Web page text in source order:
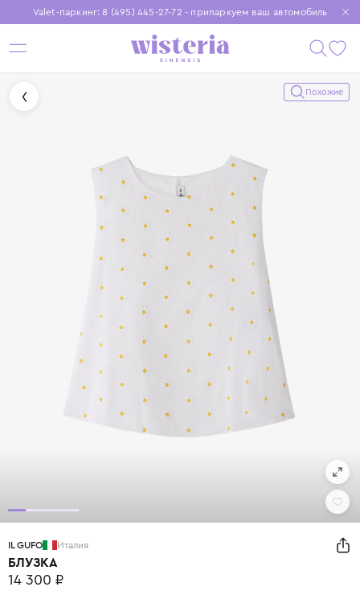
Valet-паркинг: 8 (495) 445-27-72 - припаркуем ваш автомобиль
Бесплатная доставка при заказе от 15 000 ₽
Установите приложение, чтобы покупки были еще удобнее
Похожие
IL GUFO Италия
БЛУЗКА
14 300 ₽